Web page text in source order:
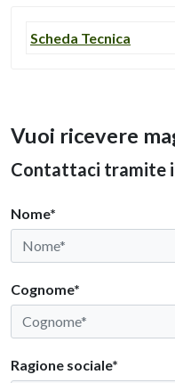
Scheda Tecnica
Vuoi ricevere
Contattaci tramite
Nome*
Cognome*
Ragione sociale*